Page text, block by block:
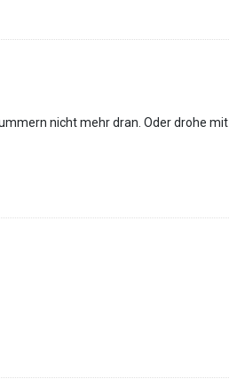
nicht mehr dran. Oder drohe